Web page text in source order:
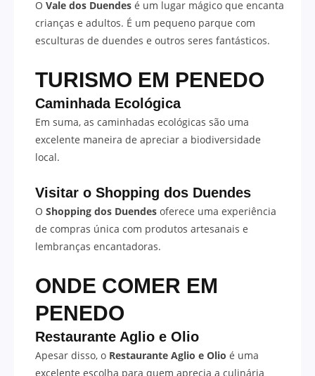
O Vale dos Duendes é um lugar mágico que encanta
crianças e adultos. É um pequeno parque com
esculturas de duendes e outros seres fantásticos.
TURISMO EM PENEDO
Caminhada Ecológica
Em suma, as caminhadas ecológicas são uma
excelente maneira de apreciar a biodiversidade
local.
Visitar o Shopping dos Duendes
O Shopping dos Duendes oferece uma experiência
de compras única com produtos artesanais e
lembranças encantadoras.
ONDE COMER EM
PENEDO
Restaurante Aglio e Olio
Apesar disso, o Restaurante Aglio e Olio é uma
excelente escolha para quem aprecia a culinária